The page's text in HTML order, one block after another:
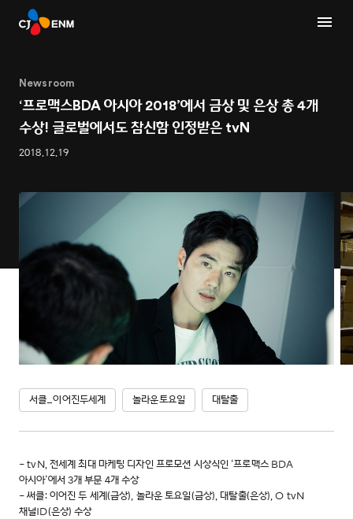
Newsroom
‘프로맥스BDA 아시아 2018’에서 금상 및 은상 총 4개
수상! 글로벌에서도 참신함 인정받은 tvN
2018.12.19
서클_이어진두세계 놀라운토요일 대탈출
- tvN, 전세계 최대 마케팅 디자인 프로모션 시상식인 ‘프로맥스 BDA
아시아’에서 3개 부문 4개 수상
- 써클: 이어진 두 세계(금상), 놀라운 토요일(금상), 대탈출(은상), O tvN
채널ID(은상) 수상